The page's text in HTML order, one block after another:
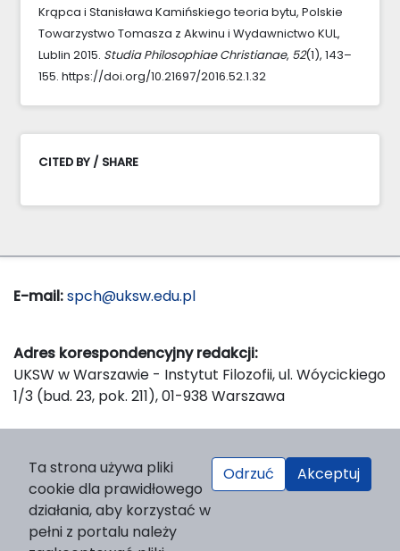
Krąpca i Stanisława Kamińskiego teoria bytu, Polskie
Towarzystwo Tomasza z Akwinu i Wydawnictwo KUL,
Lublin 2015. Studia Philosophiae Christianae, 52(1), 143–
155. https://doi.org/10.21697/2016.52.1.32
CITED BY / SHARE
E-mail:spch@uksw.edu.pl
Adres korespondencyjny redakcji:
UKSW w Warszawie - Instytut Filozofii, ul. Wóycickiego
1/3 (bud. 23, pok. 211), 01-938 Warszawa
Wydawnictwo Naukowe UKSW, ul. Dewajtis 5, domek
nr 2, 01-815 Warszawa
Strona WWW Wydawnictwa
e-mail: wydawnictwo@uksw.edu.pl
Ta strona używa pliki
cookie dla prawidłowego
działania, aby korzystać w
pełni z portalu należy
Odrzuć Akceptuj